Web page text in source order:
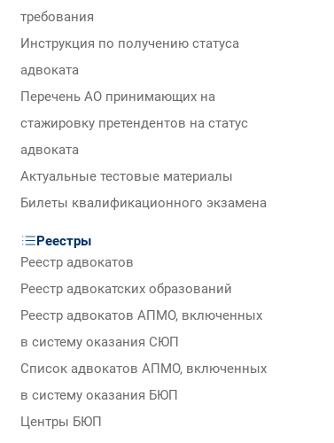
требования
Инструкция по получению статуса
адвоката
Перечень АО принимающих на
стажировку претендентов на статус
адвоката
Актуальные тестовые материалы
Билеты квалификационного экзамена
Реестры
Реестр адвокатов
Реестр адвокатских образований
Реестр адвокатов АПМО, включенных
в систему оказания СЮП
Список адвокатов АПМО, включенных
в систему оказания БЮП
Центры БЮП